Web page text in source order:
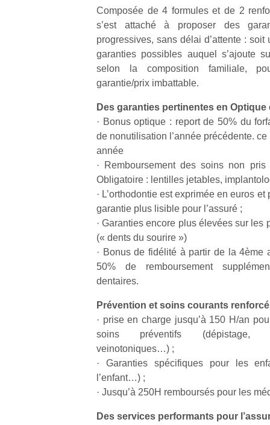
Composée de 4 formules et de 2
s’est attaché à proposer des
progressives, sans délai d’attente :
garanties possibles auquel s’ajoute
selon la composition familiale,
garantie/prix imbattable.
Des garanties pertinentes en Optique
· Bonus optique : report de 50% du
de nonutilisation l’année précédente.
année
· Remboursement des soins non
Obligatoire : lentilles jetables,
· L’orthodontie est exprimée en euros
garantie plus lisible pour l’assuré ;
· Garanties encore plus élevées sur les
(« dents du sourire »)
· Bonus de fidélité à partir de la 4ème
50% de remboursement
dentaires.
Prévention et soins courants
· prise en charge jusqu’à 150 H/an
soins préventifs (dépistage,
veinotoniques…) ;
· Garanties spécifiques pour les
l’enfant…) ;
· Jusqu’à 250H remboursés pour les
Des services performants pour
…